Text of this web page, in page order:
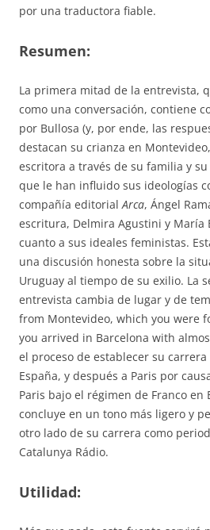
por una traductora fiable.
Resumen:
La primera mitad de la entrevista,
como una conversación, contiene
por Bullosa (y, por ende, las
destacan su crianza en
escritora a través de su familia y
que le han influido sus ideologías
compañía editorialArca, Ángel
escritura, Delmira Agustini y María
cuanto a sus ideales feministas.
una discusión honesta sobre la
Uruguay al tiempo de su exilio. La
entrevista cambia de lugar y de
from Montevideo, which you were
you arrived in Barcelona with
el proceso de establecer su
España, y después a Paris por
Paris bajo el régimen de Franco en
concluye en un tono más ligero y
otro lado de su carrera como
Catalunya Rádio.
Utilidad: